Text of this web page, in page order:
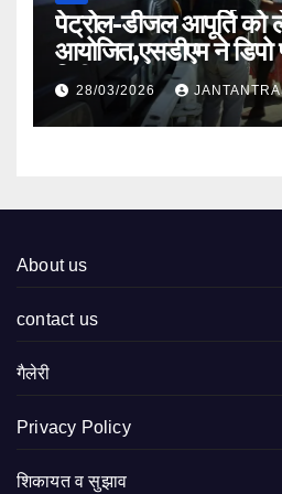
पेट्रोल-डीजल आपूर्ति को
आयोजित,एसडीएम ने डिपो
निरीक्षण
28/03/2026
About us
contact us
गैलेरी
Privacy Policy
शिकायत व सुझाव